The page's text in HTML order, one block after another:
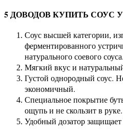
5 ДОВОДОВ КУПИТЬ СОУС
Соус высшей категории,
ферментированного
натурального соевого соуса.
Мягкий вкус и
Густой однородный соус.
экономичный.
Специальное покрытие
ощупь и не скользит в руке.
Удобный дозатор защищает